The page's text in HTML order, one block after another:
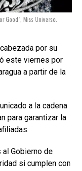
Good", Miss Universo.
por su
este viernes por
a partir de la
a la cadena
para garantizar la
al Gobierno de
si cumplen con